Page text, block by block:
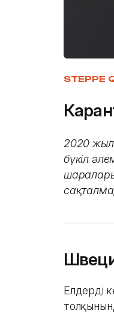
STEPPE
2020
бүкіл
Елдердің